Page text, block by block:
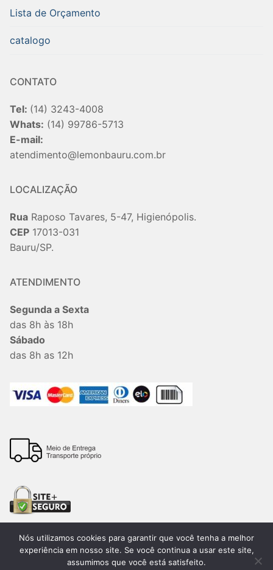
Lista de Orçamento
catalogo
CONTATO
Tel: (14) 3243-4008
Whats: (14) 99786-5713
E-mail:
atendimento@lemonbauru.com.br
LOCALIZAÇÃO
Rua Raposo Tavares, 5-47, Higienópolis.
CEP 17013-031
Bauru/SP.
ATENDIMENTO
Segunda a Sexta
das 8h às 18h
Sábado
das 8h as 12h
Todos os direitos reservados. 2026®. Lemon Bauru –
Nós utilizamos cookies para garantir que você tenha a melhor
experiência em nosso site. Se você continua a usar este site,
assumimos que você está satisfeito.